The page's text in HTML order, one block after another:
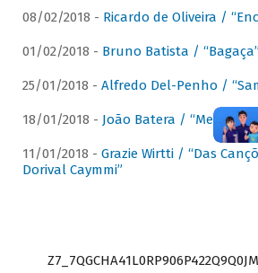
08/02/2018 - Ricardo de Oliveira /
01/02/2018 - Bruno Batista / “Bagaça”
25/01/2018 - Alfredo Del-Penho /
18/01/2018 - João Batera / “Meu
11/01/2018 - Grazie Wirtti / “Das
Dorival Caymmi”